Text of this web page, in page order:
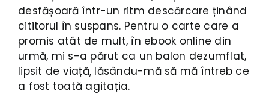
desfășoară într-un ritm descărcare ținând
cititorul în suspans. Pentru o carte care a
promis atât de mult, în ebook online din
urmă, mi s-a părut ca un balon dezumflat,
lipsit de viață, lăsându-mă să mă întreb ce
a fost toată agitația.